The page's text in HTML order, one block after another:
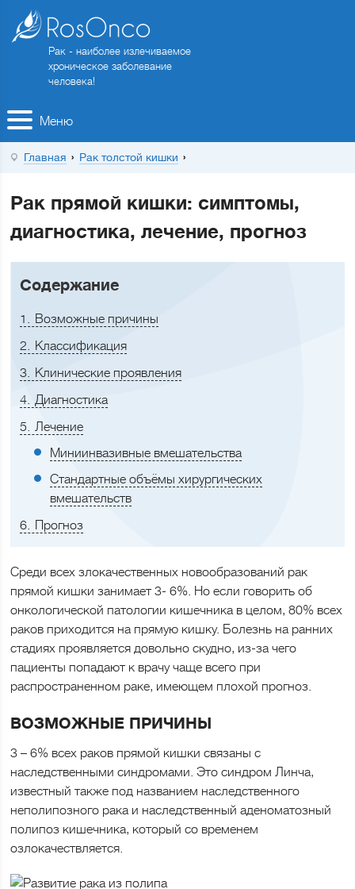
Рак - наиболее излечиваемое
хроническое заболевание
человека!
Меню
Главная Рак толстой кишки
Рак прямой кишки: симптомы,
диагностика, лечение, прогноз
Содержание
1
Возможные причины
2
Классификация
3
Клинические проявления
4 Диагностика
5
Лечение
Миниинвазивные вмешательства
Стандартные объёмы хирургических
вмешательств
6
Прогноз
Среди всех злокачественных новообразований рак
прямой кишки занимает 3- 6%. Но если говорить об
онкологической патологии кишечника в целом, 80% всех
раков приходится на прямую кишку. Болезнь на ранних
стадиях проявляется довольно скудно, из-за чего
пациенты попадают к врачу чаще всего при
распространенном раке, имеющем плохой прогноз.
ВОЗМОЖНЫЕ ПРИЧИНЫ
3 – 6% всех раков прямой кишки связаны с
наследственными синдромами. Это синдром Линча,
известный также под названием наследственного
неполипозного рака и наследственный аденоматозный
полипоз кишечника, который со временем
озлокачествляется.